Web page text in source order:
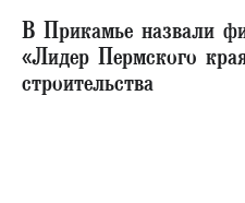
В Прикамье назвали
«Лидер Пермского
строительства